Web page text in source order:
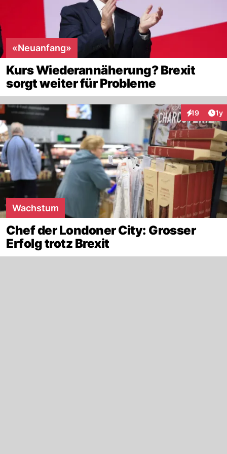
«Neuanfang»
Kurs Wiederannäherung? Brexit
sorgt weiter für Probleme
19 1y
Wachstum
Chef der Londoner City: Grosser
Erfolg trotz Brexit